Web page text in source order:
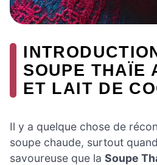
SOUPE THAÏE
ET LAIT DE
Il y a quelque chose de
soupe chaude, surtout
savoureuse que la Soupe